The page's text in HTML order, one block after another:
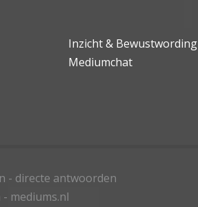
Inzicht & Bewustwording
Mediumchat
- directe antwoorden
mediums.nl